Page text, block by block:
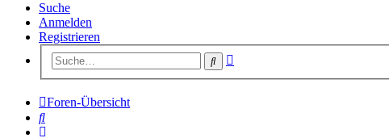
Suche
Anmelden
Registrieren
Suche
Foren-Übersicht
Suche